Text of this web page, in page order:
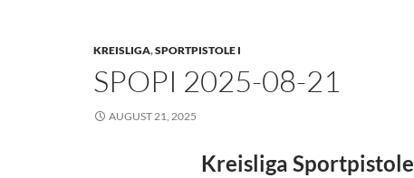
KREISLIGA,SPORTPISTOLE I
SPOPI 2025-08-21
AUGUST 21, 2025
Kreisliga Sportpistole